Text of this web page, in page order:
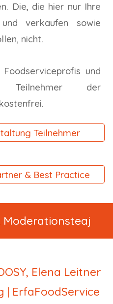
Die, die hier nur Ihre
verkaufen sowie
nicht.
und
Teilnehmer der
Teilnehmer
& Best Practice
Moderationsteaj
Elena Leitner
| ErfaFoodService